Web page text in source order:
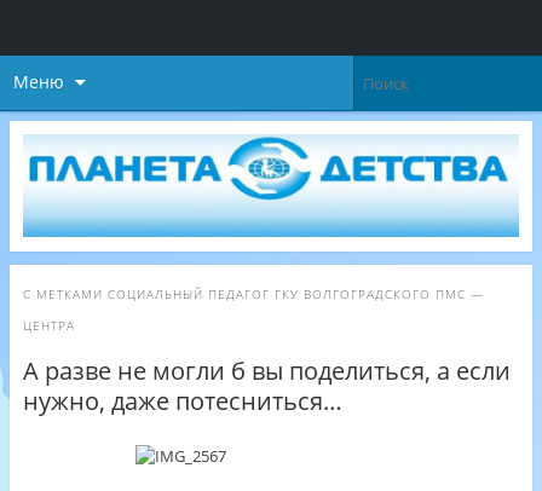
Меню
С МЕТКАМИ СОЦИАЛЬНЫЙ ПЕДАГОГ ГКУ ВОЛГОГРАДСКОГО ПМС —
ЦЕНТРА
А разве не могли б вы поделиться, а если
нужно, даже потесниться…